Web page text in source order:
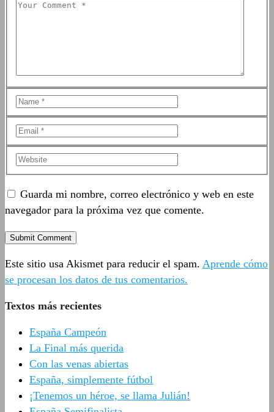
Guarda mi nombre, correo electrónico y web en este
navegador para la próxima vez que comente.
Este sitio usa Akismet para reducir el spam. Aprende cómo
se procesan los datos de tus comentarios.
Textos más recientes
España Campeón
La Final más querida
Con las venas abiertas
España, simplemente fútbol
¡Tenemos un héroe, se llama Julián!